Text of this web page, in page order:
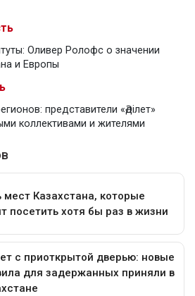
Оливер Ролофс о значении
и Европы
представители «Әділет»
коллективами и жителями